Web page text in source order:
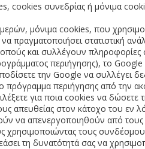
cookies συνεδρίας ή μόνιμα
μόνιμα cookies, που
να πραγματοποιήσει στατιστική
και συλλέγουν
περιήγησης), το
την Google να συλλέγει
πρόγραμμα περιήγησης από την
για ποια cookies να
απευθείας στον κάτοχο του εν
να απενεργοποιηθούν από
χρησιμοποιώντας τους
τη δυνατότητά σας να